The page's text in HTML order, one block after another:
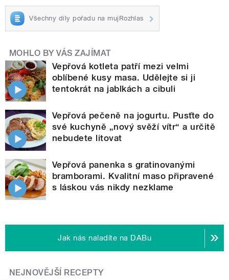
Všechny díly pořadu na mujRozhlas
MOHLO BY VÁS ZAJÍMAT
Vepřová kotleta patří mezi velmi
oblíbené kusy masa. Udělejte si ji
tentokrát na jablkách a cibuli
Vepřová pečeně na jogurtu. Pusťte do
své kuchyně „nový svěží vítr“ a určitě
nebudete litovat
Vepřová panenka s gratinovanými
bramborami. Kvalitní maso připravené
s láskou vás nikdy nezklame
Jak nás naladíte na DABu
NEJNOVĚJŠÍ RECEPTY